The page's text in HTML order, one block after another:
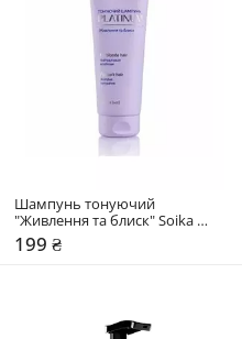
Шампунь тонуючий
"Живлення та блиск" Soika
Platinum
199 ₴